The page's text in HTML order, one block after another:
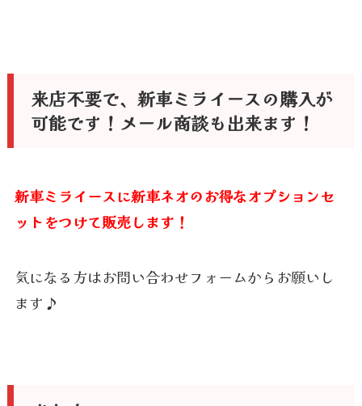
来店不要で、新車ミライースの購入が
可能です！メール商談も出来ます！
新車ミライースに新車ネオのお得なオプションセ
ットをつけて販売します！
気になる方はお問い合わせフォームからお願いし
ます♪